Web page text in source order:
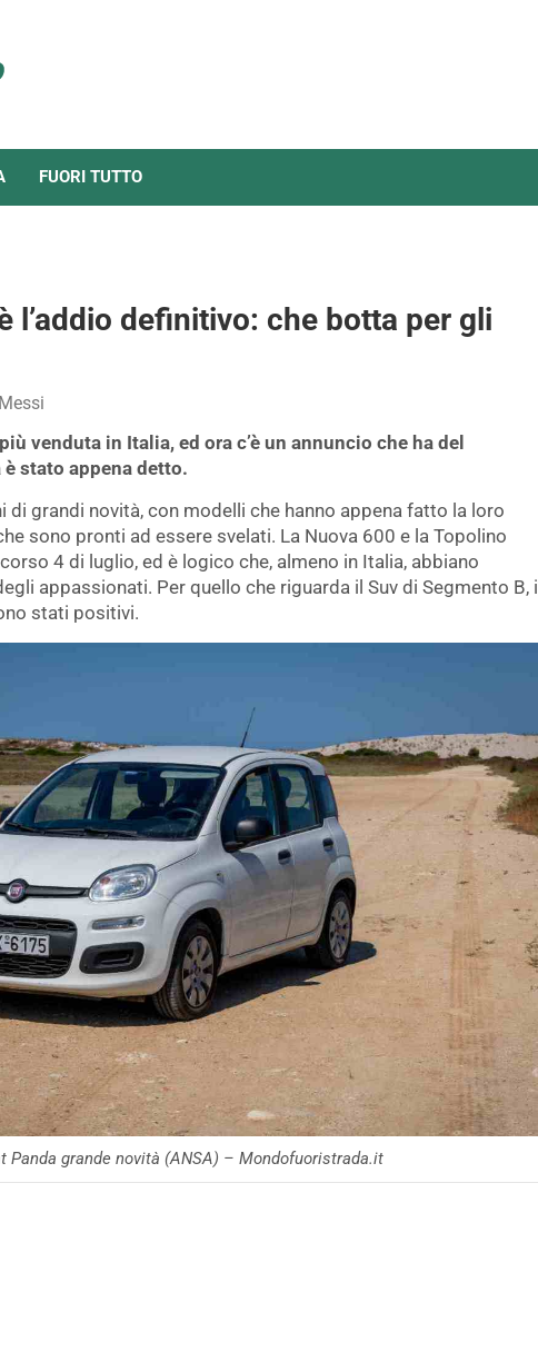
FUORI TUTTO
l’addio definitivo: che botta per gli
venduta in Italia, ed ora c’è un annuncio che ha del
stato appena detto.
di grandi novità, con modelli che hanno appena fatto la loro
sono pronti ad essere svelati. La Nuova 600 e la Topolino
4 di luglio, ed è logico che, almeno in Italia, abbiano
appassionati. Per quello che riguarda il Suv di Segmento B, i
stati positivi.
Panda grande novità (ANSA) – Mondofuoristrada.it